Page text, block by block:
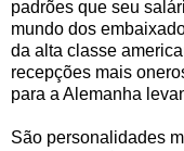
padrões que seu
mundo dos
da alta classe
recepções mais
para a Alemanha
São personalidades